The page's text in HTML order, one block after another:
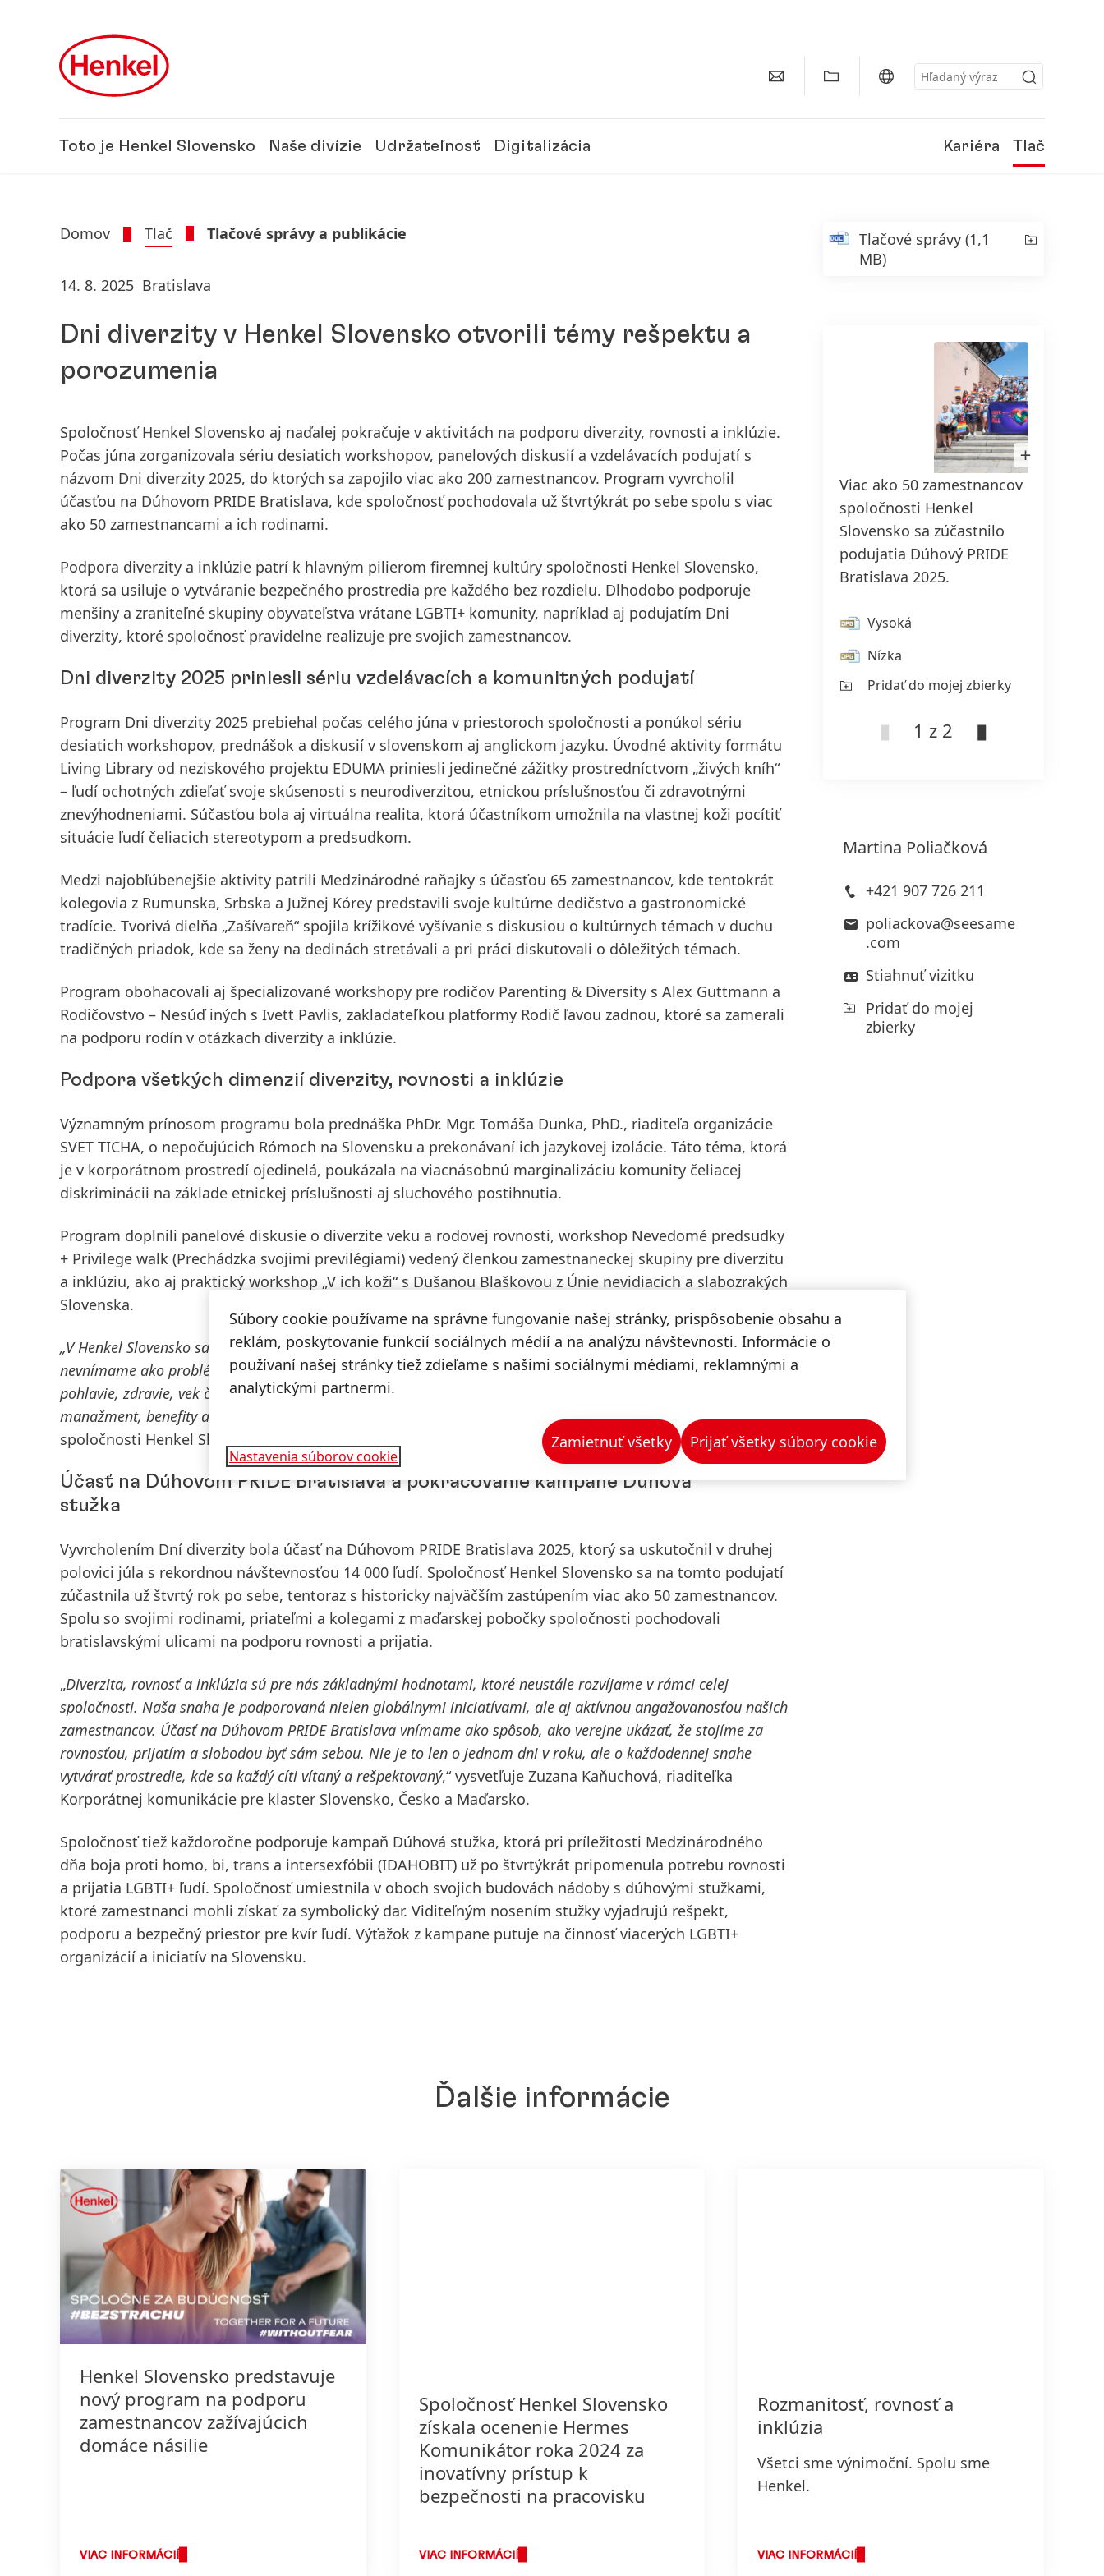
Toto je Henkel Slovensko
150 rokov spoločnosti Henkel
Už 150 rokov stojíme na čele
pokroku, ktorý dáva zmysel. V
spoločnosti Henkel každá zmena
znamená novú príležitosť, preto
podporujeme inovácie, udržateľnosť
a zodpovednosť, aby sme vybudovali
Spoločne.
VIAC INFORMÁCIÍ
Naše divízie Udržateľnosť Digitalizácia Kariéra Tlač
Domov Tlač Tlačové správy a publikácie
14. 8. 2025 Bratislava
Dni diverzity v Henkel Slovensko otvorili témy rešpektu a
porozumenia
Spoločnosť Henkel Slovensko aj naďalej pokračuje v aktivitách na podporu diverzity, rovnosti a inklúzie.
Počas júna zorganizovala sériu desiatich workshopov, panelových diskusií a vzdelávacích podujatí s
názvom Dni diverzity 2025, do ktorých sa zapojilo viac ako 200 zamestnancov. Program vyvrcholil
účasťou na Dúhovom PRIDE Bratislava, kde spoločnosť pochodovala už štvrtýkrát po sebe spolu s viac
ako 50 zamestnancami a ich rodinami.
Podpora diverzity a inklúzie patrí k hlavným pilierom firemnej kultúry spoločnosti Henkel Slovensko,
ktorá sa usiluje o vytváranie bezpečného prostredia pre každého bez rozdielu. Dlhodobo podporuje
menšiny a zraniteľné skupiny obyvateľstva vrátane LGBTI+ komunity, napríklad aj podujatím Dni
diverzity, ktoré spoločnosť pravidelne realizuje pre svojich zamestnancov.
Dni diverzity 2025 priniesli sériu vzdelávacích a komunitných podujatí
Program Dni diverzity 2025 prebiehal počas celého júna v priestoroch spoločnosti a ponúkol sériu
desiatich workshopov, prednášok a diskusií v slovenskom aj anglickom jazyku. Úvodné aktivity formátu
Living Library od neziskového projektu EDUMA priniesli jedinečné zážitky prostredníctvom „živých kníh“
– ľudí ochotných zdieľať svoje skúsenosti s neurodiverzitou, etnickou príslušnosťou či zdravotnými
znevýhodneniami. Súčasťou bola aj virtuálna realita, ktorá účastníkom umožnila na vlastnej koži pocítiť
situácie ľudí čeliacich stereotypom a predsudkom.
Medzi najobľúbenejšie aktivity patrili Medzinárodné raňajky s účasťou 65 zamestnancov, kde tentokrát
kolegovia z Rumunska, Srbska a Južnej Kórey predstavili svoje kultúrne dedičstvo a gastronomické
tradície. Tvorivá dielňa „Zašívareň“ spojila krížikové vyšívanie s diskusiou o kultúrnych témach v duchu
tradičných priadok, kde sa ženy na dedinách stretávali a pri práci diskutovali o dôležitých témach.
Program obohacovali aj špecializované workshopy pre rodičov Parenting & Diversity s Alex Guttmann a
Rodičovstvo – Nesúď iných s Ivett Pavlis, zakladateľkou platformy Rodič ľavou zadnou, ktoré sa zamerali
na podporu rodín v otázkach diverzity a inklúzie.
Podpora všetkých dimenzií diverzity, rovnosti a inklúzie
Významným prínosom programu bola prednáška PhDr. Mgr. Tomáša Dunka, PhD., riaditeľa organizácie
SVET TICHA, o nepočujúcich Rómoch na Slovensku a prekonávaní ich jazykovej izolácie. Táto téma, ktorá
je v korporátnom prostredí ojedinelá, poukázala na viacnásobnú marginalizáciu komunity čeliacej
diskriminácii na základe etnickej príslušnosti aj sluchového postihnutia.
Program doplnili panelové diskusie o diverzite veku a rodovej rovnosti, workshop Nevedomé predsudky
+ Privilege walk (Prechádzka svojimi previlégiami) vedený členkou zamestnaneckej skupiny pre diverzitu
a inklúziu, ako aj praktický workshop „V ich koži“ s Dušanou Blaškovou z Únie nevidiacich a slabozrakých
Slovenska.
„V Henkel Slovensko sa snažíme vytvárať bezpečné prostredie, kde sa nikto nemusí skrývať. Rozdielnosť
nevnímame ako problém, ale ako príležitosť správať sa k sebe s rešpektom a empatiou bez ohľadu na pôvod,
pohlavie, zdravie, vek či identitu. Sú to naše hodnoty, okolo ktorých budujeme našu kultúru, vzdelávanie, talent
manažment, benefity a mnoho ďalšieho,“
vysvetľuje Alica Štepánová Kolárová, riaditeľka ľudských zdrojov
spoločnosti Henkel Slovensko.
Účasť na Dúhovom PRIDE Bratislava a pokračovanie kampane Dúhová
stužka
Vyvrcholením Dní diverzity bola účasť na Dúhovom PRIDE Bratislava 2025, ktorý sa uskutočnil v druhej
polovici júla s rekordnou návštevnosťou 14 000 ľudí. Spoločnosť Henkel Slovensko sa na tomto podujatí
zúčastnila už štvrtý rok po sebe, tentoraz s historicky najväčším zastúpením viac ako 50 zamestnancov.
Spolu so svojimi rodinami, priateľmi a kolegami z maďarskej pobočky spoločnosti pochodovali
bratislavskými ulicami na podporu rovnosti a prijatia.
„Diverzita, rovnosť a inklúzia sú pre nás základnými hodnotami, ktoré neustále rozvíjame v rámci celej
spoločnosti. Naša snaha je podporovaná nielen globálnymi iniciatívami, ale aj aktívnou angažovanosťou našich
zamestnancov. Účasť na Dúhovom PRIDE Bratislava vnímame ako spôsob, ako verejne ukázať, že stojíme za
rovnosťou, prijatím a slobodou byť sám sebou. Nie je to len o jednom dni v roku, ale o každodennej snahe
vytvárať prostredie, kde sa každý cíti vítaný a rešpektovaný,“ vysvetľuje Zuzana Kaňuchová, riaditeľka
Korporátnej komunikácie pre klaster Slovensko, Česko a Maďarsko.
Spoločnosť tiež každoročne podporuje kampaň Dúhová stužka, ktorá pri príležitosti Medzinárodného
dňa boja proti homo, bi, trans a intersexfóbii (IDAHOBIT) už po štvrtýkrát pripomenula potrebu rovnosti
a prijatia LGBTI+ ľudí. Spoločnosť umiestnila v oboch svojich budovách nádoby s dúhovými stužkami,
ktoré zamestnanci mohli získať za symbolický dar. Viditeľným nosením stužky vyjadrujú rešpekt,
podporu a bezpečný priestor pre kvír ľudí. Výťažok z kampane putuje na činnosť viacerých LGBTI+
organizácií a iniciatív na Slovensku.
Tlačové správy (1,1
MB)
obrázok
v
Viac ako 50 zamestnancov
spoločnosti Henkel
Slovensko sa zúčastnilo
podujatia Dúhový PRIDE
Bratislava 2025.
Vysoká
Nízka
Pridať do mojej zbierky
1 z 2
Martina Poliačková
+421 907 726 211
poliackova@seesame
.com
Stiahnuť vizitku
Pridať do mojej
zbierky
Ďalšie informácie
Henkel Slovensko predstavuje
nový program na podporu
zamestnancov zažívajúcich
domáce násilie
VIAC INFORMÁCIÍ
Spoločnosť Henkel Slovensko
získala ocenenie Hermes
Komunikátor roka 2024 za
inovatívny prístup k
bezpečnosti na pracovisku
VIAC INFORMÁCIÍ
Rozmanitosť, rovnosť a
inklúzia
Všetci sme výnimoční. Spolu sme
Henkel.
VIAC INFORMÁCIÍ
Súbory cookie používame na správne fungovanie našej stránky, prispôsobenie obsahu a
reklám, poskytovanie funkcií sociálnych médií a na analýzu návštevnosti. Informácie o
používaní našej stránky tiež zdieľame s našimi sociálnymi médiami, reklamnými a
analytickými partnermi.
Nastavenia súborov cookie
Zamietnuť všetky Prijať všetky súbory cookie